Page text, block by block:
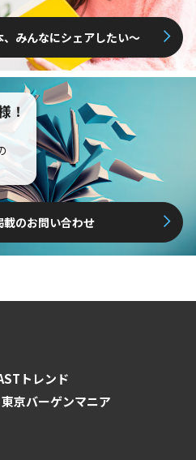
、みんなにシェアしたい〜
！
載のお問い合わせ
トレンド
東京バーゲンマニア